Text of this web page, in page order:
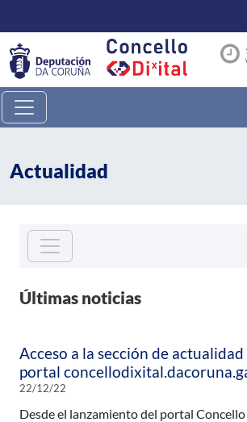
Actualidad
Últimas noticias
Acceso a la sección de
portal
22/12/22
Desde el lanzamiento del portal